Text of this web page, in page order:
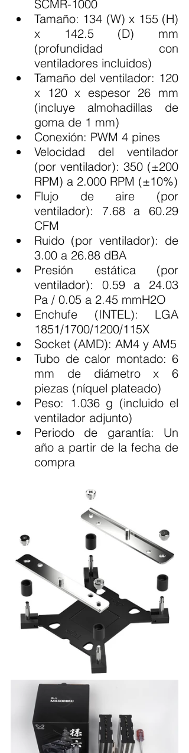
SCMR-1000
Tamaño: 134 (W) x 155 (H)
x 142.5 (D) mm
(profundidad con
ventiladores incluidos)
Tamaño del ventilador: 120
x 120 x espesor 26 mm
(incluye almohadillas de
goma de 1 mm)
Conexión: PWM 4 pines
Velocidad del ventilador
(por ventilador): 350 (±200
RPM) a 2.000 RPM (±10%)
Flujo de aire (por
ventilador): 7.68 a 60.29
CFM
Ruido (por ventilador): de
3.00 a 26.88 dBA
Presión estática (por
ventilador): 0.59 a 24.03
Pa / 0.05 a 2.45 mmH2O
Enchufe (INTEL): LGA
1851/1700/1200/115X
Socket (AMD): AM4 y AM5
Tubo de calor montado: 6
mm de diámetro x 6
piezas (níquel plateado)
Peso: 1.036 g (incluido el
ventilador adjunto)
Periodo de garantía: Un
año a partir de la fecha de
compra